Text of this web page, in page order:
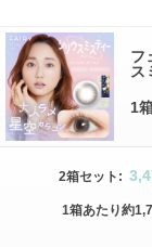
フ
ス
1
2箱セット :
1箱あたり約